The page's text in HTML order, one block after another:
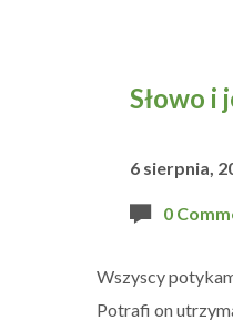
Słowo i
6 sierpnia,
0
Wszyscy
Potrafi on